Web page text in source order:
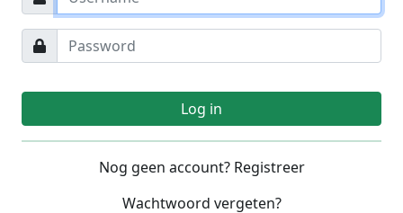
Log in
Nog geen account? Registreer
Wachtwoord vergeten?